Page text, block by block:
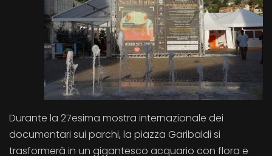
Durante la 27esima mostra internazionale dei
documentari sui parchi, la piazza Garibaldi si
trasformerà in un gigantesco acquario con flora e